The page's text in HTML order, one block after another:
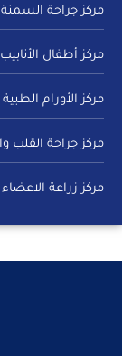
مركز جراحة
مركز أطفال الأنابيب
مركز الأورام الطبية
مركز جراحة القلب
مركز زراعة الاعضاء